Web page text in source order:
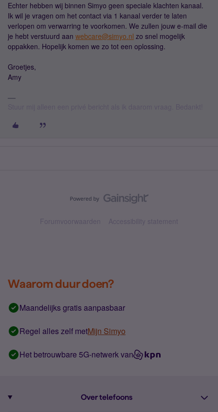
Echter hebben wij binnen Simyo geen speciale klachten kanaal.
Ik wil je vragen om het contact via 1 kanaal verder te laten
verlopen om verwarring te voorkomen. We zullen jouw e-mail die
je hebt verstuurd aan webcare@simyo.nl zo snel mogelijk
oppakken. Hopelijk komen we zo tot een oplossing.
Groetjes,
Amy
Forumvoorwaarden Accessibility statement
Waarom duur doen?
Maandelijks gratis aanpasbaar
Regel alles zelf metMijn Simyo
Het betrouwbare 5G-netwerk van
Over telefoons